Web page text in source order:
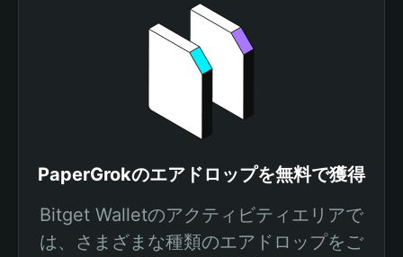
PaperGrokのエアドロップを無料で獲得
Bitget Walletのアクティビティエリアで
は、さまざまな種類のエアドロップをご